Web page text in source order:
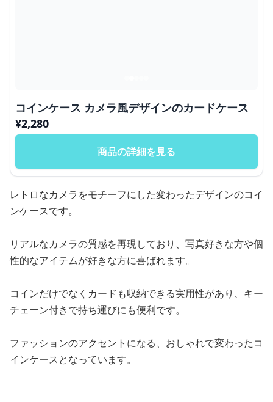
コインケース カメラ風デザインのカードケース
¥2,280
商品の詳細を見る
レトロなカメラをモチーフにした変わったデザインのコイ
ンケースです。
リアルなカメラの質感を再現しており、写真好きな方や個
性的なアイテムが好きな方に喜ばれます。
コインだけでなくカードも収納できる実用性があり、キー
チェーン付きで持ち運びにも便利です。
ファッションのアクセントになる、おしゃれで変わったコ
インケースとなっています。